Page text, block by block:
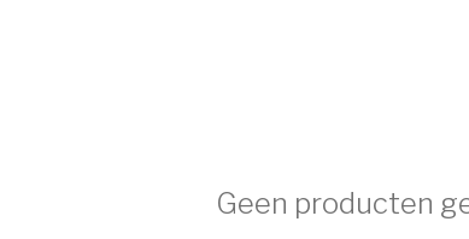
Geen producten